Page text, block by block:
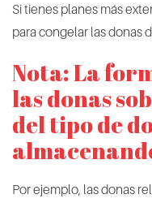
Si tienes planes más
para congelar las donas
Nota: La
las donas
del tipo de
Por ejemplo, las donas